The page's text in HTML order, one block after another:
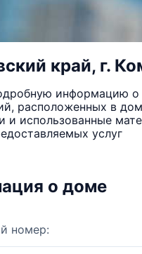
край, г.
информацию о
расположенных в
и использованные
услуг
о доме
номер: